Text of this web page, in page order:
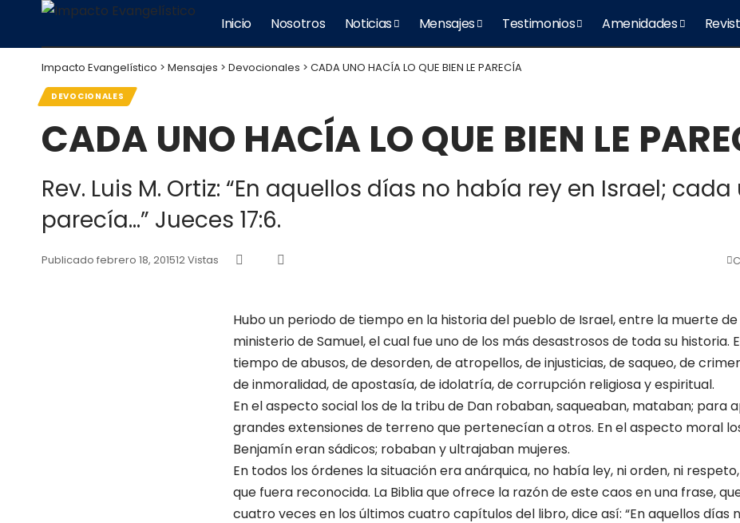
Inicio Nosotros Noticias Mensajes Testimonios Amenidades
Impacto Evangelístico > Mensajes > Devocionales > CADA UNO HACÍA LO QUE BIEN LE PARECÍA
DEVOCIONALES
CADA UNO HACÍA LO QUE BIEN LE
Rev. Luis M. Ortiz: “En aquellos días no había rey en Israel;
parecía…” Jueces 17:6.
Publicado febrero 18, 201512 Vistas
Hubo un periodo de tiempo en la historia del pueblo de Israel, entre la muerte de
ministerio de Samuel, el cual fue uno de los más desastrosos de toda su historia.
tiempo de abusos, de desorden, de atropellos, de injusticias, de saqueo, de
de inmoralidad, de apostasía, de idolatría, de corrupción religiosa y espiritual.
En el aspecto social los de la tribu de Dan robaban, saqueaban, mataban; para
grandes extensiones de terreno que pertenecían a otros. En el aspecto moral
Benjamín eran sádicos; robaban y ultrajaban mujeres.
En todos los órdenes la situación era anárquica, no había ley, ni orden, ni
que fuera reconocida. La Biblia que ofrece la razón de este caos en una frase,
cuatro veces en los últimos cuatro capítulos del libro, dice así: “En aquellos días